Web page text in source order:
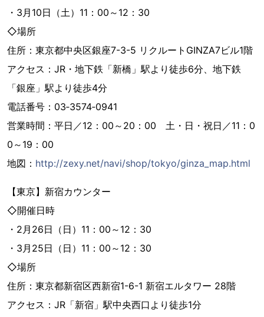
・3月10日（土）11：00～12：30
◇場所
住所：東京都中央区銀座7-3-5 リクルートGINZA7ビル1階
アクセス：JR・地下鉄「新橋」駅より徒歩6分、地下鉄
「銀座」駅より徒歩4分
電話番号：03‐3574‐0941
営業時間：平日／12：00～20：00 土・日・祝日／11：0
0～19：00
地図： http://zexy.net/navi/shop/tokyo/ginza_map.html
【東京】新宿カウンター
◇開催日時
・2月26日（日）11：00～12：30
・3月25日（日）11：00～12：30
◇場所
住所：東京都新宿区西新宿1-6-1 新宿エルタワー 28階
アクセス：JR「新宿」駅中央西口より徒歩1分